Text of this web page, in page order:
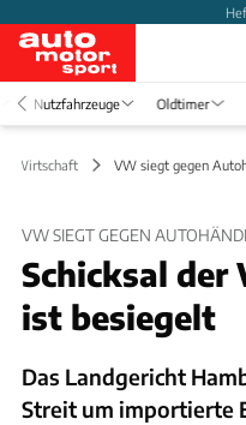
Nutzfahrzeuge Oldtimer
Wirtschaft VW siegt gegen
VW SIEGT GEGEN
Schicksal der
ist besiegelt
Das Landgericht
Streit um importierte